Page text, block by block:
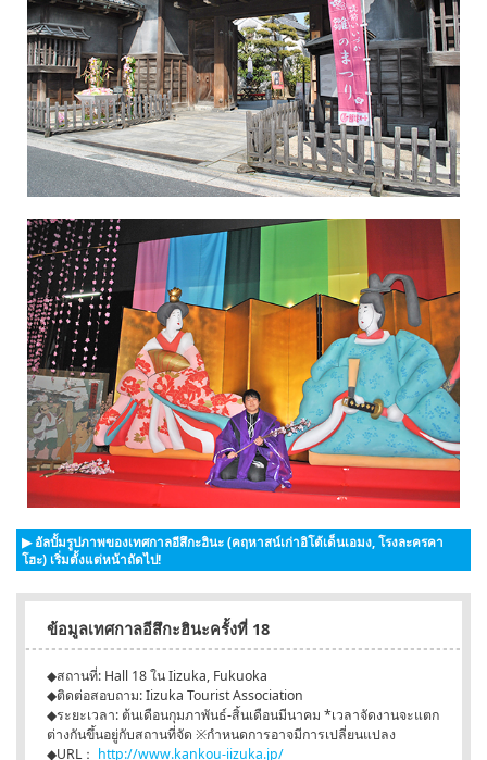
▶ อัลบั้มรูปภาพของเทศกาลอีสึกะฮินะ (คฤหาสน์เก่าอิโต้เด็นเอมง, โรงละครคา
โฮะ) เริ่มตั้งแต่หน้าถัดไป!
ข้อมูลเทศกาลอีสึกะฮินะครั้งที่ 18
◆สถานที่: Hall 18 ใน Iizuka, Fukuoka
◆ติดต่อสอบถาม: Iizuka Tourist Association
◆ระยะเวลา: ต้นเดือนกุมภาพันธ์-สิ้นเดือนมีนาคม *เวลาจัดงานจะแตก
ต่างกันขึ้นอยู่กับสถานที่จัด ※กำหนดการอาจมีการเปลี่ยนแปลง
◆URL： http://www.kankou-iizuka.jp/